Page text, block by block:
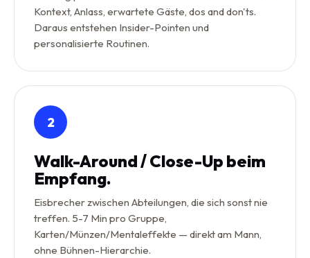
Kontext, Anlass, erwartete Gäste, dos and don'ts.
Daraus entstehen Insider-Pointen und
personalisierte Routinen.
2
Walk-Around / Close-Up beim
Empfang.
Eisbrecher zwischen Abteilungen, die sich sonst nie
treffen. 5-7 Min pro Gruppe,
Karten/Münzen/Mentaleffekte — direkt am Mann,
ohne Bühnen-Hierarchie.